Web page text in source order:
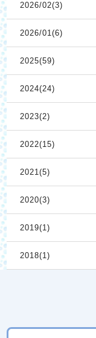
2026/02(3)
2026/01(6)
2025(59)
2024(24)
2023(2)
2022(15)
2021(5)
2020(3)
2019(1)
2018(1)